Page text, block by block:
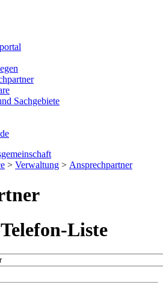
Sachgebiete
> Verwaltung > Ansprechpartner
Liste